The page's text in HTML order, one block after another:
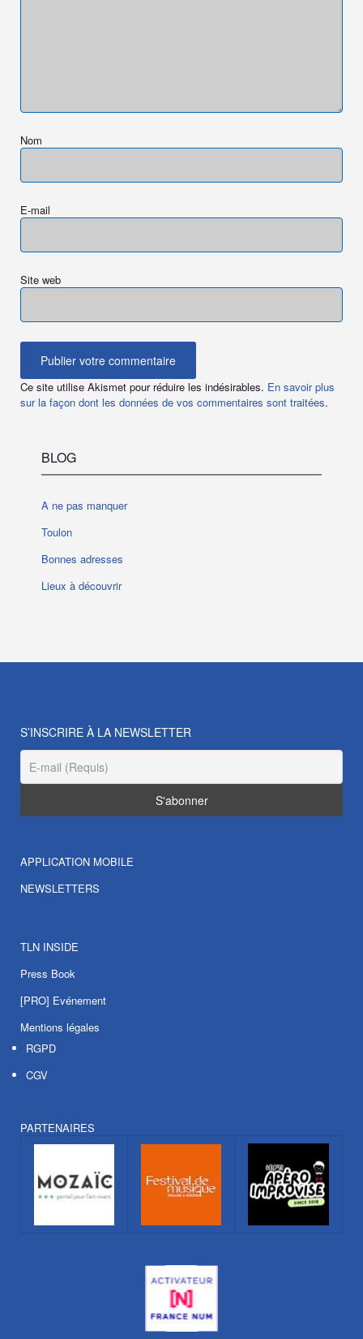
Nom
E-mail
Site web
Ce site utilise Akismet pour réduire les indésirables. En savoir plus
sur la façon dont les données de vos commentaires sont traitées.
BLOG
A ne pas manquer
Toulon
Bonnes adresses
Lieux à découvrir
S’INSCRIRE À LA NEWSLETTER
APPLICATION MOBILE
NEWSLETTERS
TLN INSIDE
Press Book
[PRO] Evénement
Mentions légales
RGPD
CGV
PARTENAIRES